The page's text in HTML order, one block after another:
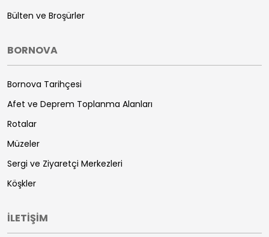
Bülten ve Broşürler
BORNOVA
Bornova Tarihçesi
Afet ve Deprem Toplanma Alanları
Rotalar
Müzeler
Sergi ve Ziyaretçi Merkezleri
Köşkler
İLETİŞİM